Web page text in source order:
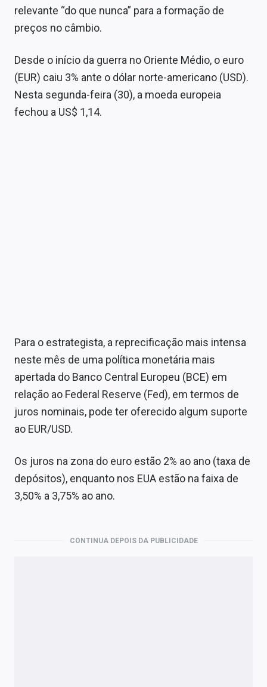
Expediente
Contato
relevante “do que nunca” para a formação de
preços no câmbio.
Desde o início da guerra no Oriente Médio, o euro
(EUR) caiu 3% ante o dólar norte-americano (USD).
Nesta segunda-feira (30), a moeda europeia
fechou a US$ 1,14.
Para o estrategista, a reprecificação mais intensa
neste mês de uma política monetária mais
apertada do Banco Central Europeu (BCE) em
relação ao Federal Reserve (Fed), em termos de
juros nominais, pode ter oferecido algum suporte
ao EUR/USD.
Os juros na zona do euro estão 2% ao ano (taxa de
depósitos), enquanto nos EUA estão na faixa de
3,50% a 3,75% ao ano.
CONTINUA DEPOIS DA PUBLICIDADE